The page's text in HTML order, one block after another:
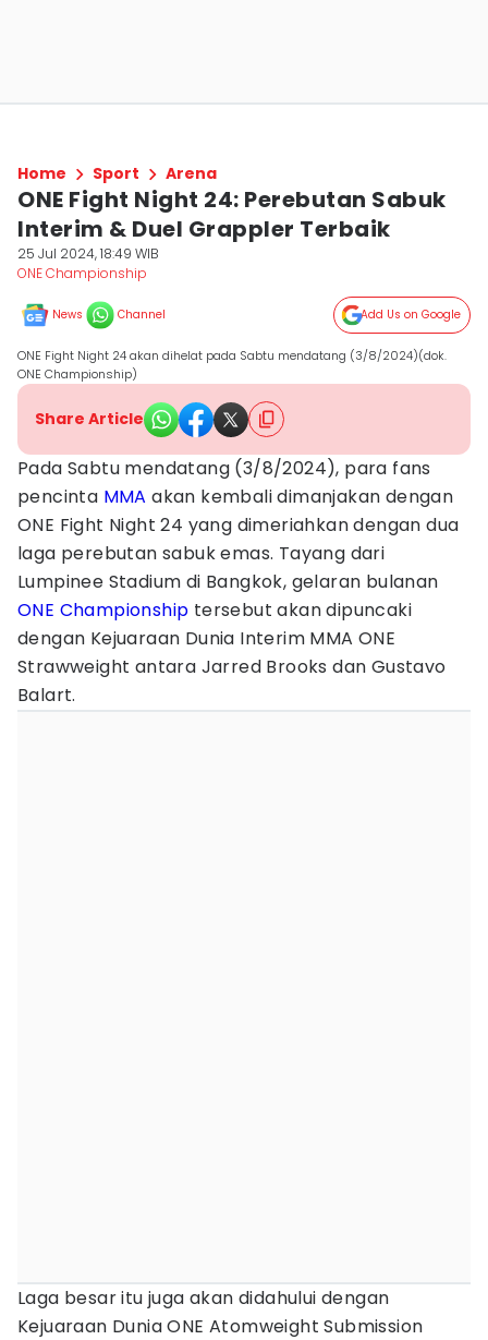
Home Sport Arena
ONE Fight Night 24: Perebutan Sabuk
Interim & Duel Grappler Terbaik
25 Jul 2024, 18:49 WIB
ONE Championship
News Channel Add Us on Google
ONE Fight Night 24 akan dihelat pada Sabtu mendatang (3/8/2024)(dok.
ONE Championship)
Share Article
Pada Sabtu mendatang (3/8/2024), para fans
pencinta MMA akan kembali dimanjakan dengan
ONE Fight Night 24 yang dimeriahkan dengan dua
laga perebutan sabuk emas. Tayang dari
Lumpinee Stadium di Bangkok, gelaran bulanan
ONE Championship tersebut akan dipuncaki
dengan Kejuaraan Dunia Interim MMA ONE
Strawweight antara Jarred Brooks dan Gustavo
Balart.
Laga besar itu juga akan didahului dengan
Kejuaraan Dunia ONE Atomweight Submission